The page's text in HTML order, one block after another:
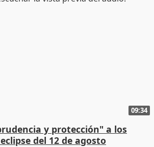
09:34
y protección" a los
del 12 de agosto